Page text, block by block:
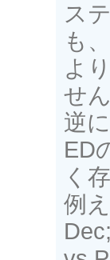
ス
も
よ
せ
逆
ED
く
例